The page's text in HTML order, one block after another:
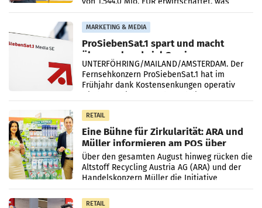
einem Plus von 3,8 Prozent gegenüber dem
Vergleichszeitraum
MARKETING & MEDIA
ProSiebenSat.1 spart und macht
überraschend viel Gewinn
UNTERFÖHRING/MAILAND/AMSTERDAM. Der
Fernsehkonzern ProSiebenSat.1 hat im
Frühjahr dank Kostensenkungen operativ
RETAIL
Eine Bühne für Zirkularität: ARA und
Müller informieren am POS über
Kreislauffähigkeit
Über den gesamten August hinweg rücken die
Altstoff Recycling Austria AG (ARA) und der
Handelskonzern Müller die Initiative
„Kreislauf-Helden“ in allen österreichischen
Müller-Filialen
RETAIL